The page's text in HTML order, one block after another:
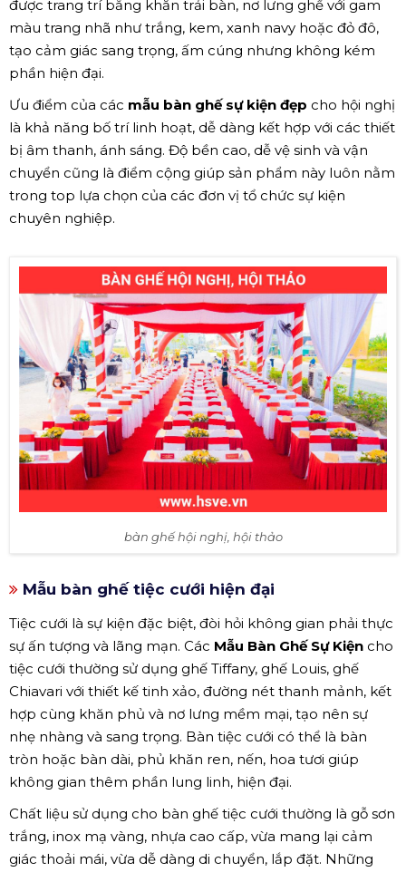
được trang trí bằng khăn trải bàn, nơ lưng ghế với gam
màu trang nhã như trắng, kem, xanh navy hoặc đỏ đô,
tạo cảm giác sang trọng, ấm cúng nhưng không kém
phần hiện đại.
Ưu điểm của các mẫu bàn ghế sự kiện đẹp cho hội nghị
là khả năng bố trí linh hoạt, dễ dàng kết hợp với các thiết
bị âm thanh, ánh sáng. Độ bền cao, dễ vệ sinh và vận
chuyển cũng là điểm cộng giúp sản phẩm này luôn nằm
trong top lựa chọn của các đơn vị tổ chức sự kiện
chuyên nghiệp.
bàn ghế hội nghị, hội thảo
Mẫu bàn ghế tiệc cưới hiện đại
Tiệc cưới là sự kiện đặc biệt, đòi hỏi không gian phải thực
sự ấn tượng và lãng mạn. Các Mẫu Bàn Ghế Sự Kiện cho
tiệc cưới thường sử dụng ghế Tiffany, ghế Louis, ghế
Chiavari với thiết kế tinh xảo, đường nét thanh mảnh, kết
hợp cùng khăn phủ và nơ lưng mềm mại, tạo nên sự
nhẹ nhàng và sang trọng. Bàn tiệc cưới có thể là bàn
tròn hoặc bàn dài, phủ khăn ren, nến, hoa tươi giúp
không gian thêm phần lung linh, hiện đại.
Chất liệu sử dụng cho bàn ghế tiệc cưới thường là gỗ sơn
trắng, inox mạ vàng, nhựa cao cấp, vừa mang lại cảm
giác thoải mái, vừa dễ dàng di chuyển, lắp đặt. Những